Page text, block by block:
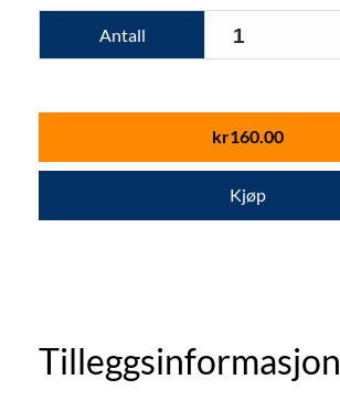
Antall
kr160.00
Kjøp
Tilleggsinformasjon